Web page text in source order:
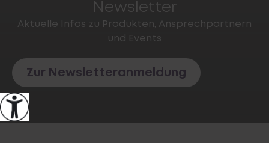
Newsletter
Aktuelle Infos zu Produkten, Ansprechpartnern
und Events
Zur Newsletteranmeldung